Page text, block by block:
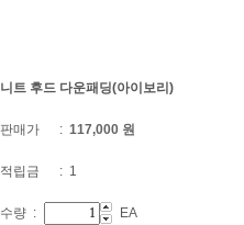
니트 후드 다운패딩(아이보리)
판매가 : 117,000 원
적립금 : 1
수량 : EA